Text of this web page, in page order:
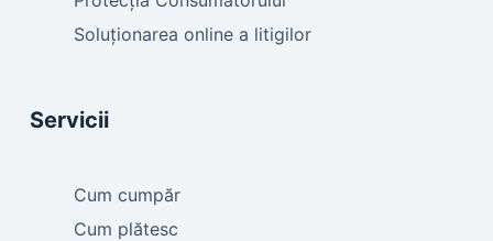
Soluționarea online a litigilor
Servicii
Cum cumpăr
Cum plătesc